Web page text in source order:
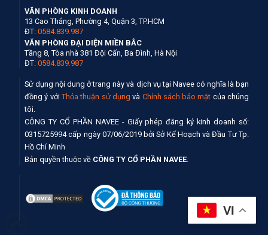
VĂN PHÒNG KINH DOANH
13 Cao Thắng, Phường 4, Quận 3, TP.HCM
ĐT: 0584.839.987
VĂN PHÒNG ĐẠI DIỆN MIỀN BẮC
Tầng 8, Tòa nhà 381 Đội Cấn, Ba Đình, Hà Nội
ĐT: 0584.839.987
Sử dụng nội dung ở trang này và dịch vụ tại Navee có nghĩa là bạn
đồng ý với Thỏa thuận sử dụng và Chính sách bảo mật của chúng
tôi.
CÔNG TY CỔ PHẦN NAVEE - Giấy phép đăng ký kinh doanh số:
0315725994 cấp ngày 07/06/2019 bởi Sở Kế Hoạch và Đầu Tư Tp.
Hồ Chí Minh
Bản quyền thuộc về CÔNG TY CỔ PHẦN NAVEE.
VI